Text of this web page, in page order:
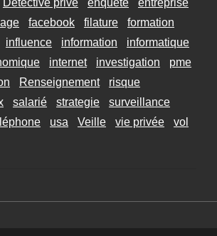
Détective privé enquete
entreprise
facebook filature
formation
influence information
informatique
internet investigation
pme
Renseignement
risque
salarié strategie
surveillance
usa Veille vie privée
vol